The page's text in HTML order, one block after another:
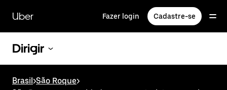
para
conteúdo
Uber Fazer login Cadastre-se
Dirigir
Brasil>São Roque>